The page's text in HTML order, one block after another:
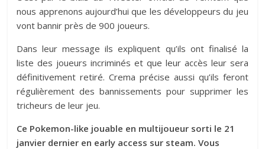
nous apprenons aujourd’hui que les développeurs du jeu
vont bannir près de 900 joueurs.
Dans leur message ils expliquent qu’ils ont finalisé la
liste des joueurs incriminés et que leur accès leur sera
définitivement retiré. Crema précise aussi qu’ils feront
régulièrement des bannissements pour supprimer les
tricheurs de leur jeu.
Ce Pokemon-like jouable en multijoueur sorti le 21
janvier dernier en early access sur steam. Vous